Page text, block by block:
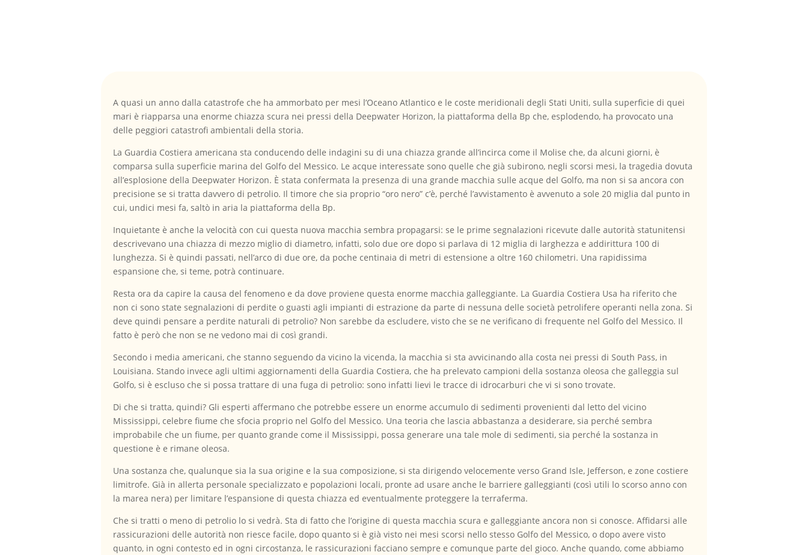
A quasi un anno dalla catastrofe che ha ammorbato per mesi l’Oceano Atlantico e le coste meridionali degli Stati Uniti, sulla superficie di quei
mari è riapparsa una enorme chiazza scura nei pressi della Deepwater Horizon, la piattaforma della Bp che, esplodendo, ha provocato una
delle peggiori catastrofi ambientali della storia.
La Guardia Costiera americana sta conducendo delle indagini su di una chiazza grande all’incirca come il Molise che, da alcuni giorni, è
comparsa sulla superficie marina del Golfo del Messico. Le acque interessate sono quelle che già subirono, negli scorsi mesi, la tragedia dovuta
all’esplosione della Deepwater Horizon. È stata confermata la presenza di una grande macchia sulle acque del Golfo, ma non si sa ancora con
precisione se si tratta davvero di petrolio. Il timore che sia proprio “oro nero” c’è, perché l’avvistamento è avvenuto a sole 20 miglia dal punto in
cui, undici mesi fa, saltò in aria la piattaforma della Bp.
Inquietante è anche la velocità con cui questa nuova macchia sembra propagarsi: se le prime segnalazioni ricevute dalle autorità statunitensi
descrivevano una chiazza di mezzo miglio di diametro, infatti, solo due ore dopo si parlava di 12 miglia di larghezza e addirittura 100 di
lunghezza. Si è quindi passati, nell’arco di due ore, da poche centinaia di metri di estensione a oltre 160 chilometri. Una rapidissima
espansione che, si teme, potrà continuare.
Resta ora da capire la causa del fenomeno e da dove proviene questa enorme macchia galleggiante. La Guardia Costiera Usa ha riferito che
non ci sono state segnalazioni di perdite o guasti agli impianti di estrazione da parte di nessuna delle società petrolifere operanti nella zona. Si
deve quindi pensare a perdite naturali di petrolio? Non sarebbe da escludere, visto che se ne verificano di frequente nel Golfo del Messico. Il
fatto è però che non se ne vedono mai di così grandi.
Secondo i media americani, che stanno seguendo da vicino la vicenda, la macchia si sta avvicinando alla costa nei pressi di South Pass, in
Louisiana. Stando invece agli ultimi aggiornamenti della Guardia Costiera, che ha prelevato campioni della sostanza oleosa che galleggia sul
Golfo, si è escluso che si possa trattare di una fuga di petrolio: sono infatti lievi le tracce di idrocarburi che vi si sono trovate.
Di che si tratta, quindi? Gli esperti affermano che potrebbe essere un enorme accumulo di sedimenti provenienti dal letto del vicino
Mississippi, celebre fiume che sfocia proprio nel Golfo del Messico. Una teoria che lascia abbastanza a desiderare, sia perché sembra
improbabile che un fiume, per quanto grande come il Mississippi, possa generare una tale mole di sedimenti, sia perché la sostanza in
questione è e rimane oleosa.
Una sostanza che, qualunque sia la sua origine e la sua composizione, si sta dirigendo velocemente verso Grand Isle, Jefferson, e zone costiere
limitrofe. Già in allerta personale specializzato e popolazioni locali, pronte ad usare anche le barriere galleggianti (così utili lo scorso anno con
la marea nera) per limitare l’espansione di questa chiazza ed eventualmente proteggere la terraferma.
Che si tratti o meno di petrolio lo si vedrà. Sta di fatto che l’origine di questa macchia scura e galleggiante ancora non si conosce. Affidarsi alle
rassicurazioni delle autorità non riesce facile, dopo quanto si è già visto nei mesi scorsi nello stesso Golfo del Messico, o dopo avere visto
quanto, in ogni contesto ed in ogni circostanza, le rassicurazioni facciano sempre e comunque parte del gioco. Anche quando, come abbiamo